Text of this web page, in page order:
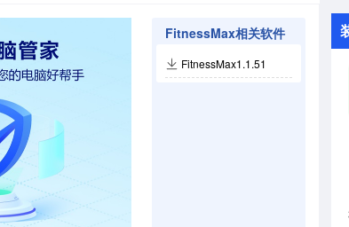
FitnessMax相关软件
FitnessMax1.1.51